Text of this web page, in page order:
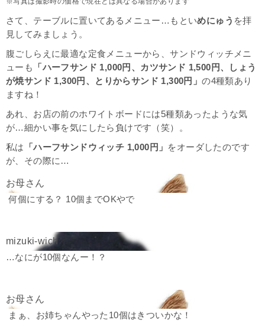
さて、テーブルに置いてあるメニュー…もといめにゅう を拝
見してみましょう。
腹ごしらえに最適な定食メニューから、サンドウィッチメニ
ューも
「ハーフサンド 1,000円、カツサンド 1,500円、しょう
が焼サンド 1,300円、とりからサンド 1,300円」の4種類あり
ますね！
あれ、お店の前のホワイトボードには5種類あったような気
が…細かい事を気にしたら負けです（笑）。
私は 「ハーフサンドウィッチ 1,000円」 をオーダしたのです
が、その際に…
何個にする？ 10個までOKやで
…なにが10個なんー！？
まぁ、お姉ちゃんやった10個はきついかな！